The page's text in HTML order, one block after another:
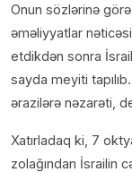
Onun sözlərinə
əməliyyatlar
etdikdən sonra
sayda meyiti
ərazilərə nəzarəti,
Xatırladaq ki, 7
zolağından İsrailin